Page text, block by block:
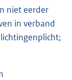
niet eerder
in verband